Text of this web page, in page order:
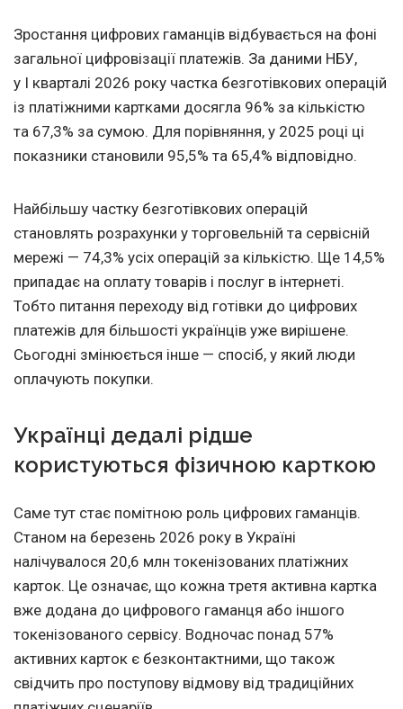
Зростання цифрових гаманців відбувається на фоні
загальної цифровізації платежів. За даними НБУ,
у I кварталі 2026 року частка безготівкових операцій
із платіжними картками досягла 96% за кількістю
та 67,3% за сумою. Для порівняння, у 2025 році ці
показники становили 95,5% та 65,4% відповідно.
Найбільшу частку безготівкових операцій
становлять розрахунки у торговельній та сервісній
мережі — 74,3% усіх операцій за кількістю. Ще 14,5%
припадає на оплату товарів і послуг в інтернеті.
Тобто питання переходу від готівки до цифрових
платежів для більшості українців уже вирішене.
Сьогодні змінюється інше — спосіб, у який люди
оплачують покупки.
Українці дедалі рідше
користуються фізичною карткою
Саме тут стає помітною роль цифрових гаманців.
Станом на березень 2026 року в Україні
налічувалося 20,6 млн токенізованих платіжних
карток. Це означає, що кожна третя активна картка
вже додана до цифрового гаманця або іншого
токенізованого сервісу. Водночас понад 57%
активних карток є безконтактними, що також
свідчить про поступову відмову від традиційних